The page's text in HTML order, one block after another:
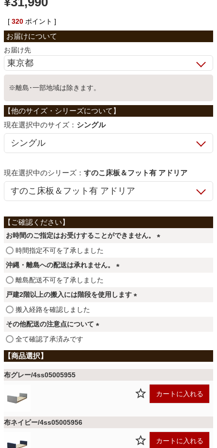
収納家具
学習机
ホームオフィス
寝具
カーテン
マット
収納用品
生活用品
[ 320 ポイント ]
お届け先
※離島･一部地域は除きます。
サイズ： シングル
シリーズ： すのこ床板＆フット有 アドリア
お時間のご指定はお受けすることができません。
時間指定不可を了承しました
沖縄・離島への配送は承れません。
必
離島配送不可を了承しました
戸建2階以上の搬入には階段を使用します
搬入経路を確認しました
その他配送の注意点について
必
須
)
全て確認了承済みです
布グレー/4ss05005955
カートに入れる
布ネイビー/4ss05005956
カートに入れる